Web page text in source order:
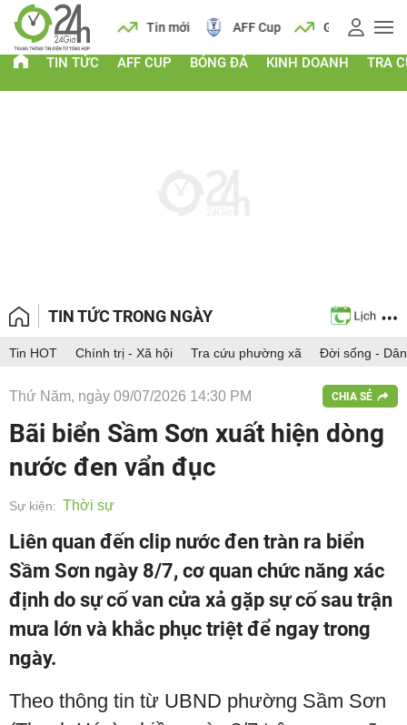
Lịch Tin mới AFF Cup Giá vàng
TIN TỨC AFF CUP BÓNG ĐÁ KINH DOANH TRA
TIN TỨC TRONG NGÀY
Tin HOT Chính trị - Xã hội Tra cứu phường xã Đời sống -
Thứ Năm, ngày 09/07/2026 14:30 PM CHIA SẺ
Bãi biển Sầm Sơn xuất hiện dòng
nước đen vẩn đục
Sự kiện: Thời sự
Liên quan đến clip nước đen tràn ra biển
Sầm Sơn ngày 8/7, cơ quan chức năng xác
định do sự cố van cửa xả gặp sự cố sau trận
mưa lớn và khắc phục triệt để ngay trong
ngày.
Theo thông tin từ UBND phường Sầm Sơn